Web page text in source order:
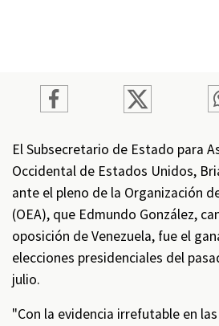
El Subsecretario de Estado para
Occidental de Estados Unidos,
ante el pleno de la Organización
(OEA), que Edmundo González,
oposición de Venezuela, fue el
elecciones presidenciales del
julio.
"Con la evidencia irrefutable en